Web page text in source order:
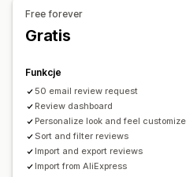
Automatyzacje
Free forever
Gratis
Funkcje
50 email review request
Review dashboard
Personalize look and feel
Sort and filter reviews
Import and export reviews
Import from AliExpress